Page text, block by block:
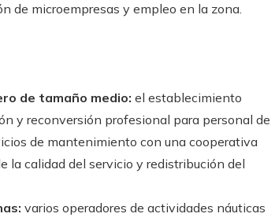
de microempresas y empleo en la zona.
de tamaño medio: el establecimiento
y reconversión profesional para personal de
de mantenimiento con una cooperativa
la calidad del servicio y redistribución del
varios operadores de actividades náuticas